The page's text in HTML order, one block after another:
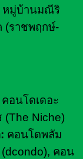
หมู่บ้านมณีริ
(ราชพฤกษ์-
คอนโดเดอะ
(The Niche)
คอนโดพลัม
คอน